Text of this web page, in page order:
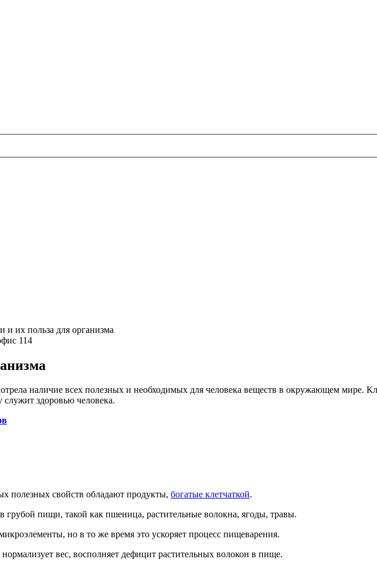
и их польза для организма
114
наличие всех полезных и необходимых для человека веществ в окружающем мире.
здоровью человека.
полезных свойств обладают продукты, богатые клетчаткой.
грубой пищи, такой как пшеница, растительные волокна, ягоды, травы.
но в то же время это ускоряет процесс пищеварения.
вес, восполняет дефицит растительных волокон в пище.